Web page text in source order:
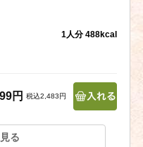
1人分 488kcal
円 税込2,483円
る